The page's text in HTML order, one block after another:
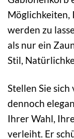
werden zu
als nur ein
Stil,
Stellen Sie
dennoch
Ihrer Wahl,
verleiht. Er